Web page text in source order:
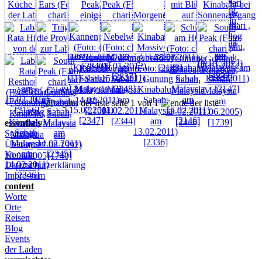
seite 1 von 1
essentials
Startseite
Über uns
Kontakt
Datenschutzerklärung
Impressum
content
Worte
Orte
Reisen
Blog
Events
der Laden